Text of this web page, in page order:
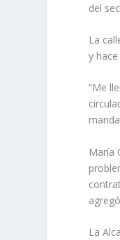
del
La
y
“Me
María
La